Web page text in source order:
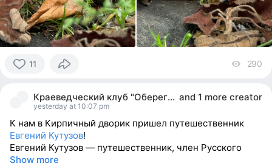
11
reacted
290
Краеведческий клуб "Оберег". Карелия. and 1 more creator
yesterday at 10:07 pm
К нам в Кирпичный дворик пришел путешественник
Евгений Кутузов!
Евгений Кутузов — путешественник, член Русского
Show more